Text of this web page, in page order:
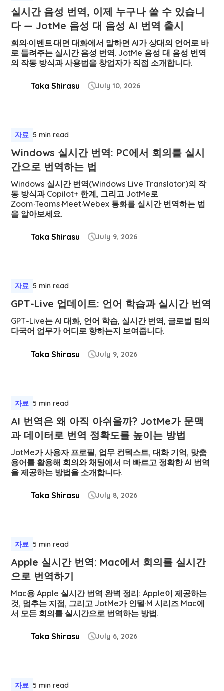
실시간 음성 번역, 이제 누구나 쓸 수 있습니
다 — JotMe 음성 대 음성 AI 번역 출시
회의·이벤트·대면 대화에서 말하면 AI가 상대의 언어로 바
로 들려주는 실시간 음성 번역. JotMe 음성 대 음성 번역
의 작동 방식과 사용법을 창업자가 직접 소개합니다.
Taka Shirasu July 10, 2026
자료 5 min read
Windows 실시간 번역: PC에서 회의를 실시
간으로 번역하는 법
Windows 실시간 번역(Windows Live Translator)의 작
동 방식과 Copilot+ 한계, 그리고 JotMe로
Zoom·Teams·Meet·Webex 통화를 실시간 번역하는 법
을 알아보세요.
Taka Shirasu July 9, 2026
자료 5 min read
GPT-Live 업데이트: 언어 학습과 실시간 번역
GPT-Live는 AI 대화, 언어 학습, 실시간 번역, 글로벌 팀의
다국어 업무가 어디로 향하는지 보여줍니다.
Taka Shirasu July 9, 2026
자료 5 min read
AI 번역은 왜 아직 아쉬울까? JotMe가 문맥
과 데이터로 번역 정확도를 높이는 방법
JotMe가 사용자 프로필, 업무 컨텍스트, 대화 기억, 맞춤
용어를 활용해 회의와 채팅에서 더 빠르고 정확한 AI 번역
을 제공하는 방법을 소개합니다.
Taka Shirasu July 8, 2026
자료 5 min read
Apple 실시간 번역: Mac에서 회의를 실시간
으로 번역하기
Mac용 Apple 실시간 번역 완벽 정리: Apple이 제공하는
것, 멈추는 지점, 그리고 JotMe가 인텔·M 시리즈 Mac에
서 모든 회의를 실시간으로 번역하는 방법.
Taka Shirasu July 6, 2026
자료 5 min read